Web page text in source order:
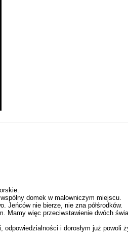
domek w malowniczym miejscu.
Jeńców nie bierze, nie zna półśrodków.
więc przeciwstawienie dwóch
i dorosłym już